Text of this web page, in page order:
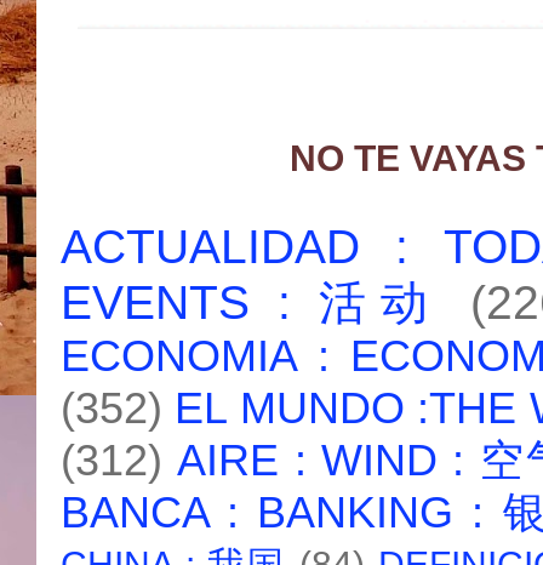
NO TE
ACTUALIDAD :
EVENTS : 活动
ECONOMIA :
(352) EL MUNDO :THE
(312) AIRE : WIND : 空
BANCA : BANKING :